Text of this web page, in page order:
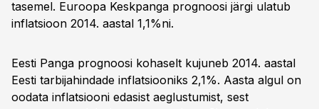
tasemel. Euroopa Keskpanga prognoosi järgi ulatub
inflatsioon 2014. aastal 1,1%ni.
Eesti Panga prognoosi kohaselt kujuneb 2014. aastal
Eesti tarbijahindade inflatsiooniks 2,1%. Aasta algul on
oodata inflatsiooni edasist aeglustumist, sest